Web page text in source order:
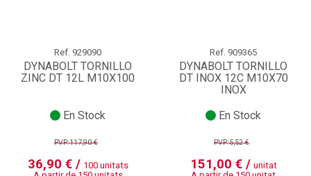
Ref. 929090
DYNABOLT TORNILLO
ZINC DT 12L M10X100
En Stock
PVP:117,90 €
36,90 € / 100 unitats
Ref. 909365
DYNABOLT TORNILLO
DT INOX 12C M10X70
INOX
En Stock
PVP:5,52 €
151,00 € / unitat